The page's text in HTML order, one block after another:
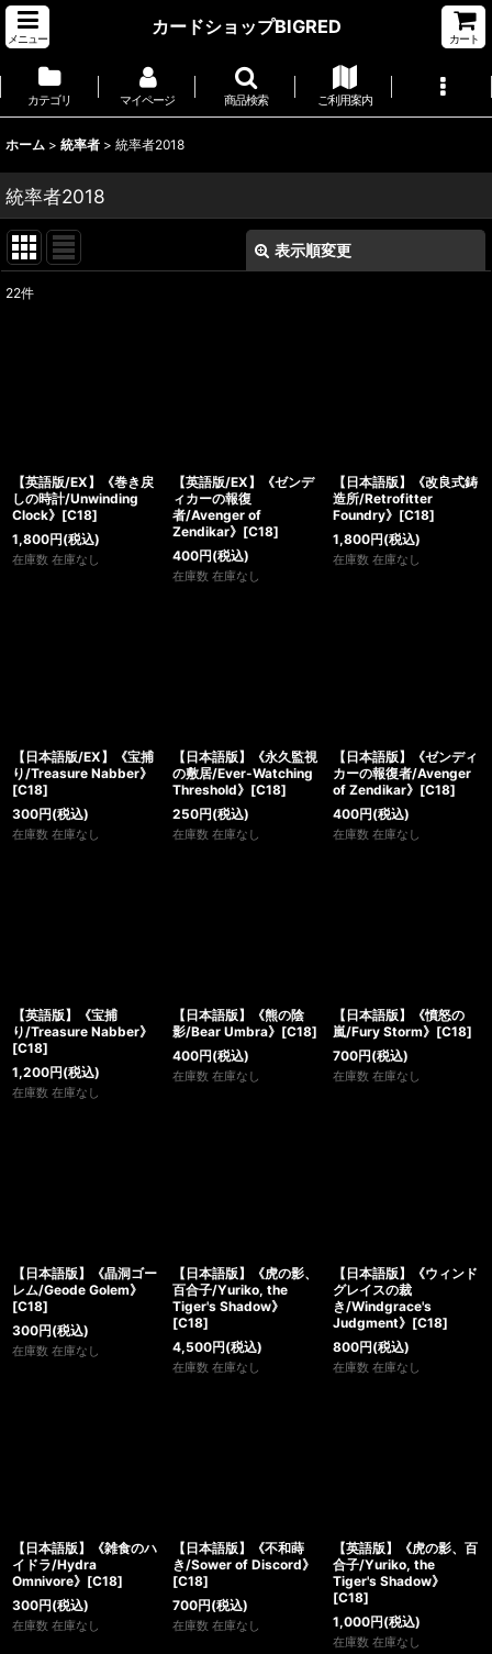
メニュー
カードショップBIGRED
カート
カテゴリ マイページ 商品検索 ご利用案内
ホーム > 統率者 > 統率者2018
統率者2018
表示順変更
22件
【英語版/EX】《巻き戻
しの時計/Unwinding
Clock》[C18]
1,800円(税込)
在庫数 在庫なし
【英語版/EX】《ゼンデ
ィカーの報復
者/Avenger of
Zendikar》[C18]
400円(税込)
在庫数 在庫なし
【日本語版】《改良式鋳
造所/Retrofitter
Foundry》[C18]
1,800円(税込)
在庫数 在庫なし
【日本語版/EX】《宝捕
り/Treasure Nabber》
[C18]
300円(税込)
在庫数 在庫なし
【日本語版】《永久監視
の敷居/Ever-Watching
Threshold》[C18]
250円(税込)
在庫数 在庫なし
【日本語版】《ゼンディ
カーの報復者/Avenger
of Zendikar》[C18]
400円(税込)
在庫数 在庫なし
【英語版】《宝捕
り/Treasure Nabber》
[C18]
1,200円(税込)
在庫数 在庫なし
【日本語版】《熊の陰
影/Bear Umbra》[C18]
400円(税込)
在庫数 在庫なし
【日本語版】《憤怒の
嵐/Fury Storm》[C18]
700円(税込)
在庫数 在庫なし
【日本語版】《晶洞ゴー
レム/Geode Golem》
[C18]
300円(税込)
在庫数 在庫なし
【日本語版】《虎の影、
百合子/Yuriko, the
Tiger's Shadow》
[C18]
4,500円(税込)
在庫数 在庫なし
【日本語版】《ウィンド
グレイスの裁
き/Windgrace's
Judgment》[C18]
800円(税込)
在庫数 在庫なし
【日本語版】《雑食のハ
イドラ/Hydra
Omnivore》[C18]
300円(税込)
在庫数 在庫なし
【日本語版】《不和蒔
き/Sower of Discord》
[C18]
700円(税込)
在庫数 在庫なし
【英語版】《虎の影、百
合子/Yuriko, the
Tiger's Shadow》
[C18]
1,000円(税込)
在庫数 在庫なし